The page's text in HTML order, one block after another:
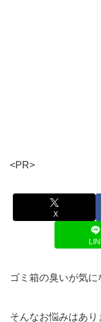
<PR>
X
ゴミ箱の臭いが気
そんなお悩みはあり